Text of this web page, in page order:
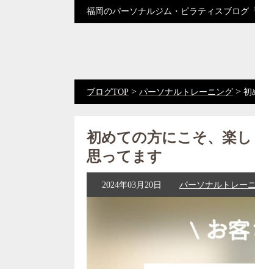
福岡のパーソナルジム・ピラティスブログ
ブログTOP > パーソナルトレーニング > 初
初めての方にこそ、楽
思ってます
2024年03月20日 パーソナルトレー